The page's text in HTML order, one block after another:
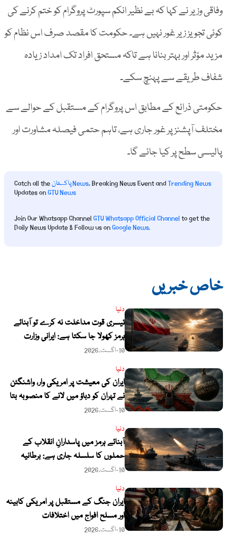
وفاقی وزیر نے کہا کہ بے نظیر انکم سپورٹ پروگرام کو ختم کرنے کی
کوئی تجویز زیر غور نہیں ہے۔ حکومت کا مقصد صرف اس نظام کو
مزید مؤثر اور بہتر بنانا ہے تاکہ مستحق افراد تک امداد زیادہ
شفاف طریقے سے پہنچ سکے۔
حکومتی ذرائع کے مطابق اس پروگرام کے مستقبل کے حوالے سے
مختلف آپشنز پر غور جاری ہے، تاہم حتمی فیصلہ مشاورت اور
پالیسی سطح پر کیا جائے گا۔
Catch all the پاکستان News, Breaking News Event andTrending News
Updates onGTV News
Join Our Whatsapp ChannelGTV Whatsapp Official Channelto get the
Daily News Update & Follow us onGoogle News
خاص خبریں
دنیا
تیسری قوت مداخلت نہ کرے تو آبنائے
ہرمز کھولا جا سکتا ہے: ایرانی وزارت
خارجہ
10-اگست،2026
دنیا
ایران کی معیشت پر امریکی وار، واشنگٹن
نے تہران کو دباؤ میں لانے کا منصوبہ بتا
دیا
10-اگست،2026
دنیا
آبنائے ہرمز میں پاسدارانِ انقلاب کے
حملوں کا سلسلہ جاری ہے: برطانیہ
10-اگست،2026
دنیا
ایران جنگ کے مستقبل پر امریکی کابینہ
اور مسلح افواج میں اختلافات
10-اگست،2026